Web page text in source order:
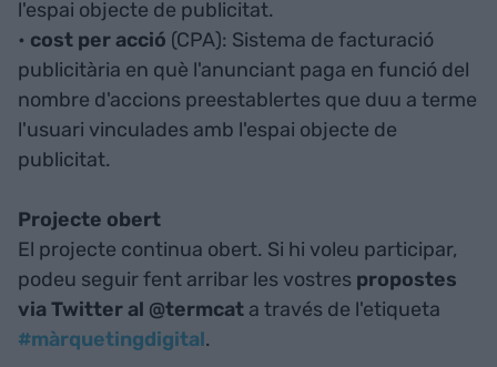
l'espai objecte de publicitat.
• cost per acció (CPA): Sistema de facturació
publicitària en què l'anunciant paga en funció del
nombre d'accions preestablertes que duu a terme
l'usuari vinculades amb l'espai objecte de
publicitat.
Projecte obert
El projecte continua obert. Si hi voleu participar,
podeu seguir fent arribar les vostres propostes
via Twitter al @termcat a través de l'etiqueta
#màrquetingdigital.